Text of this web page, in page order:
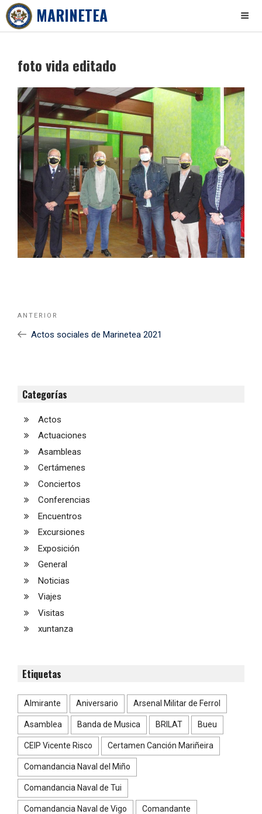
content
MARINETEA
foto vida editado
Navegación
entradas
Noticia
Anterior
ANTERIOR
Actos sociales de Marinetea 2021
Categorías
Actos
Actuaciones
Asambleas
Certámenes
Conciertos
Conferencias
Encuentros
Excursiones
Exposición
General
Noticias
Viajes
Visitas
xuntanza
Etiquetas
Almirante Aniversario Arsenal Militar de Ferrol
Asamblea Banda de Musica BRILAT Bueu
CEIP Vicente Risco Certamen Canción Mariñeira
Comandancia Naval del Miño
Comandancia Naval de Tui
Comandancia Naval de Vigo Comandante